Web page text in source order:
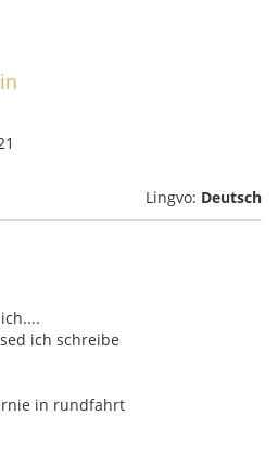
Lingvo: Deutsch
ich schreibe
in rundfahrt